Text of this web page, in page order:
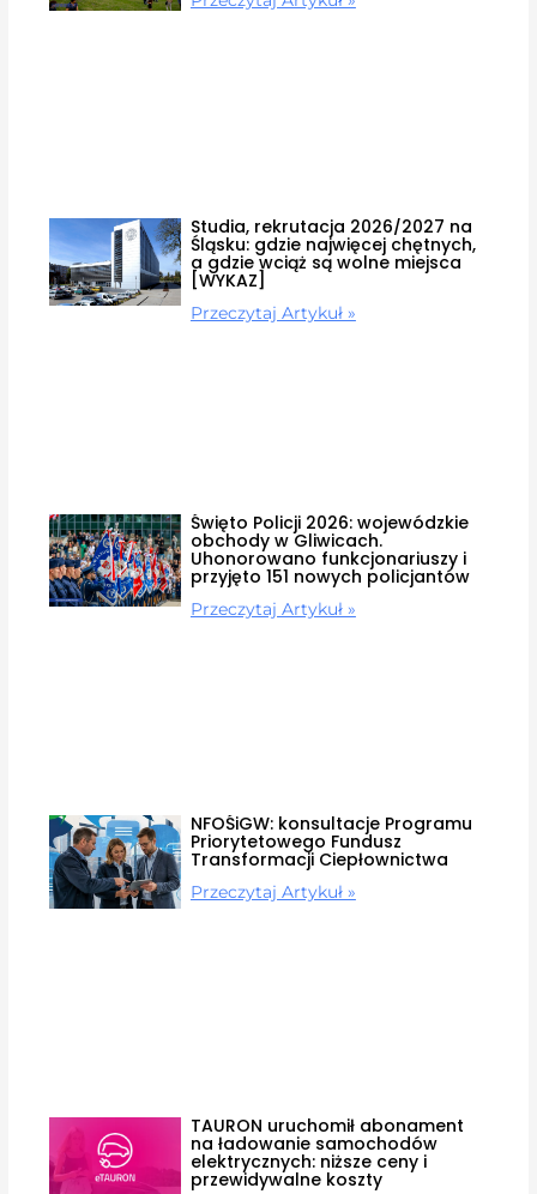
Studia, rekrutacja 2026/2027 na
Śląsku: gdzie najwięcej chętnych,
a gdzie wciąż są wolne miejsca
[WYKAZ]
Przeczytaj Artykuł »
Święto Policji 2026: wojewódzkie
obchody w Gliwicach.
Uhonorowano funkcjonariuszy i
przyjęto 151 nowych policjantów
Przeczytaj Artykuł »
NFOŚiGW: konsultacje Programu
Priorytetowego Fundusz
Transformacji Ciepłownictwa
Przeczytaj Artykuł »
TAURON uruchomił abonament
na ładowanie samochodów
elektrycznych: niższe ceny i
przewidywalne koszty